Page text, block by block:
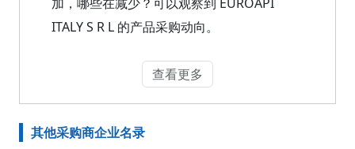
ITALY S R L 的产品采购动向。
查看更多
其他采购商企业名录